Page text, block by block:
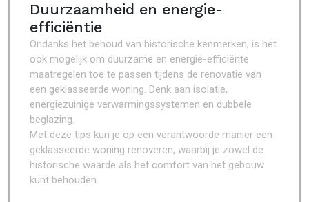
Duurzaamheid en energie-
efficiëntie
Ondanks het behoud van historische kenmerken, is het
ook mogelijk om duurzame en energie-efficiënte
maatregelen toe te passen tijdens de renovatie van
een geklasseerde woning. Denk aan isolatie,
energiezuinige verwarmingssystemen en dubbele
beglazing.
Met deze tips kun je op een verantwoorde manier een
geklasseerde woning renoveren, waarbij je zowel de
historische waarde als het comfort van het gebouw
kunt behouden.